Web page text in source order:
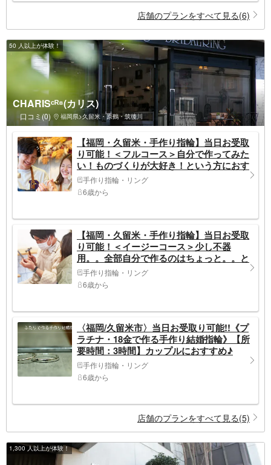
店舗のプランをすべて見る(6)
50 人以上が体験！
CHARISᶜᴿ⁸(カリス)
口コミ(0) 福岡県>久留米・原鶴・筑後川
【福岡・久留米・手作り指輪】当日お受取
り可能！＜フルコース＞自分で作ってみた
い！ものづくりが大好き！という方におす
すめ♪＜所要時間：2時間＞
手作り指輪・リング
6歳から
【福岡・久留米・手作り指輪】当日お受取
り可能！＜イージーコース＞少し不器
用。。全部自分で作るのはちょっと。。と
いう方におすすめ！＜所要時間：1時間～2
時間＞
手作り指輪・リング
6歳から
〈福岡/久留米市〉当日お受取り可能!!《プ
ラチナ・18金で作る手作り結婚指輪》【所
要時間：3時間】カップルにおすすめ♪
手作り指輪・リング
6歳から
店舗のプランをすべて見る(5)
1,300 人以上が体験！